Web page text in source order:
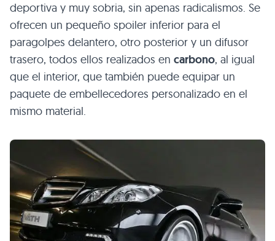
deportiva y muy sobria, sin apenas radicalismos. Se
ofrecen un pequeño spoiler inferior para el
paragolpes delantero, otro posterior y un difusor
trasero, todos ellos realizados en carbono, al igual
que el interior, que también puede equipar un
paquete de embellecedores personalizado en el
mismo material.